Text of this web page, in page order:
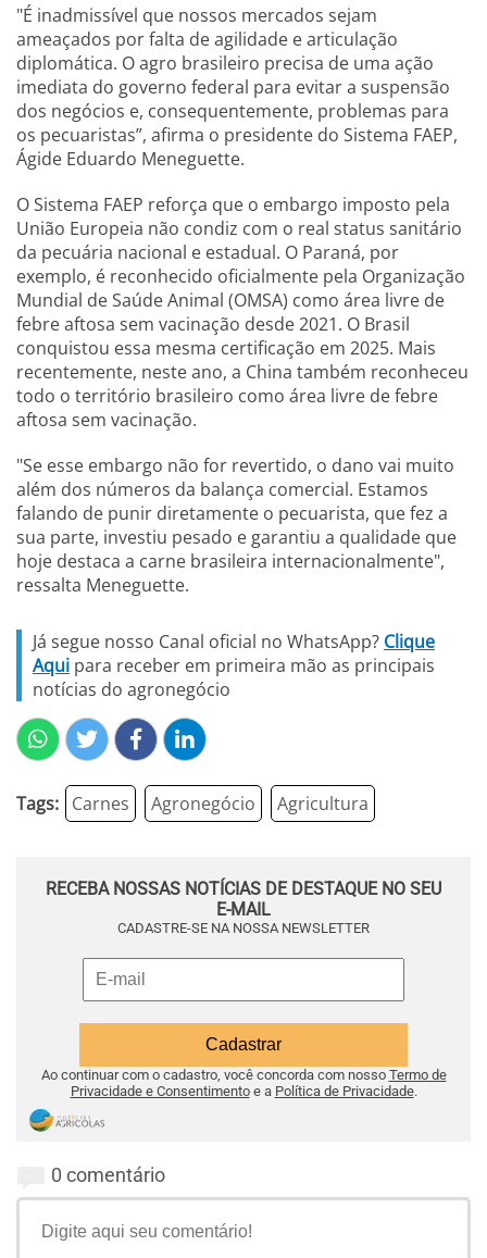
"É inadmissível que nossos mercados sejam
ameaçados por falta de agilidade e articulação
diplomática. O agro brasileiro precisa de uma ação
imediata do governo federal para evitar a suspensão
dos negócios e, consequentemente, problemas para
os pecuaristas”, afirma o presidente do Sistema FAEP,
Ágide Eduardo Meneguette.
O Sistema FAEP reforça que o embargo imposto pela
União Europeia não condiz com o real status sanitário
da pecuária nacional e estadual. O Paraná, por
exemplo, é reconhecido oficialmente pela Organização
Mundial de Saúde Animal (OMSA) como área livre de
febre aftosa sem vacinação desde 2021. O Brasil
conquistou essa mesma certificação em 2025. Mais
recentemente, neste ano, a China também reconheceu
todo o território brasileiro como área livre de febre
aftosa sem vacinação.
"Se esse embargo não for revertido, o dano vai muito
além dos números da balança comercial. Estamos
falando de punir diretamente o pecuarista, que fez a
sua parte, investiu pesado e garantiu a qualidade que
hoje destaca a carne brasileira internacionalmente",
ressalta Meneguette.
Já segue nosso Canal oficial no WhatsApp? Clique
Aqui para receber em primeira mão as principais
notícias do agronegócio
Tags: Carnes Agronegócio Agricultura
RECEBA NOSSAS NOTÍCIAS DE DESTAQUE NO SEU
E-MAIL
CADASTRE-SE NA NOSSA NEWSLETTER
Ao continuar com o cadastro, você concorda com nosso Termo de
Privacidade e Consentimentoe a Política de Privacidade.
0 comentário